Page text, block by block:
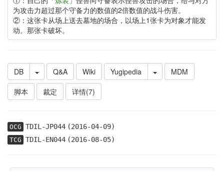
为攻击力超过那个守备力的数值的2倍数值的战斗伤害。
②：这张卡从场上送去墓地的场合，以场上1张卡为对象才能发
动。那张卡破坏。
DB Q&A Wiki Yugipedia
MDM
脚本
裁定 详情(7)
OCG TDIL-JP044(2016-04-09)
TCG TDIL-EN044(2016-08-05)